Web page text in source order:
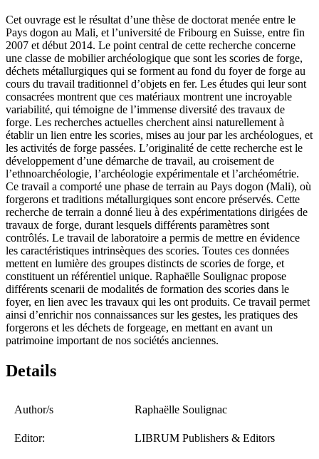
Cet ouvrage est le résultat d’une thèse de doctorat menée entre le
Pays dogon au Mali, et l’université de Fribourg en Suisse, entre fin
2007 et début 2014. Le point central de cette recherche concerne
une classe de mobilier archéologique que sont les scories de forge,
déchets métallurgiques qui se forment au fond du foyer de forge au
cours du travail traditionnel d’objets en fer. Les études qui leur sont
consacrées montrent que ces matériaux montrent une incroyable
variabilité, qui témoigne de l’immense diversité des travaux de
forge. Les recherches actuelles cherchent ainsi naturellement à
établir un lien entre les scories, mises au jour par les archéologues, et
les activités de forge passées. L’originalité de cette recherche est le
développement d’une démarche de travail, au croisement de
l’ethnoarchéologie, l’archéologie expérimentale et l’archéométrie.
Ce travail a comporté une phase de terrain au Pays dogon (Mali), où
forgerons et traditions métallurgiques sont encore préservés. Cette
recherche de terrain a donné lieu à des expérimentations dirigées de
travaux de forge, durant lesquels différents paramètres sont
contrôlés. Le travail de laboratoire a permis de mettre en évidence
les caractéristiques intrinsèques des scories. Toutes ces données
mettent en lumière des groupes distincts de scories de forge, et
constituent un référentiel unique. Raphaëlle Soulignac propose
différents scenarii de modalités de formation des scories dans le
foyer, en lien avec les travaux qui les ont produits. Ce travail permet
ainsi d’enrichir nos connaissances sur les gestes, les pratiques des
forgerons et les déchets de forgeage, en mettant en avant un
patrimoine important de nos sociétés anciennes.
Details
Author/s Raphaëlle Soulignac
Editor: LIBRUM Publishers & Editors